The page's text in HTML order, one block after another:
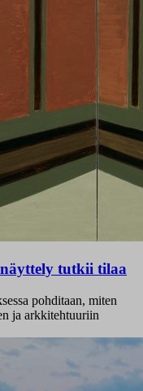
tutkii tilaa
pohditaan, miten
ja arkkitehtuuriin